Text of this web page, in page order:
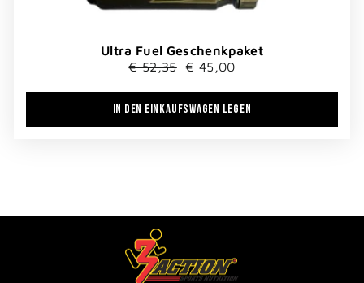
Ultra Fuel Geschenkpaket
Normaler
€ 52,35 Sonderpreis
€ 45,00
IN DEN EINKAUFSWAGEN LEGEN